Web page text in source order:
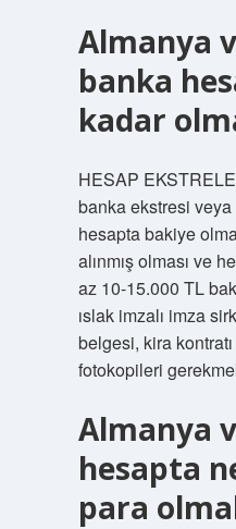
Almanya
banka
kadar
HESAP
banka ekstresi
hesapta bakiye
alınmış olması ve
az 10-15.000 TL
ıslak imzalı imza
belgesi, kira
fotokopileri
Almanya
hesapta
para